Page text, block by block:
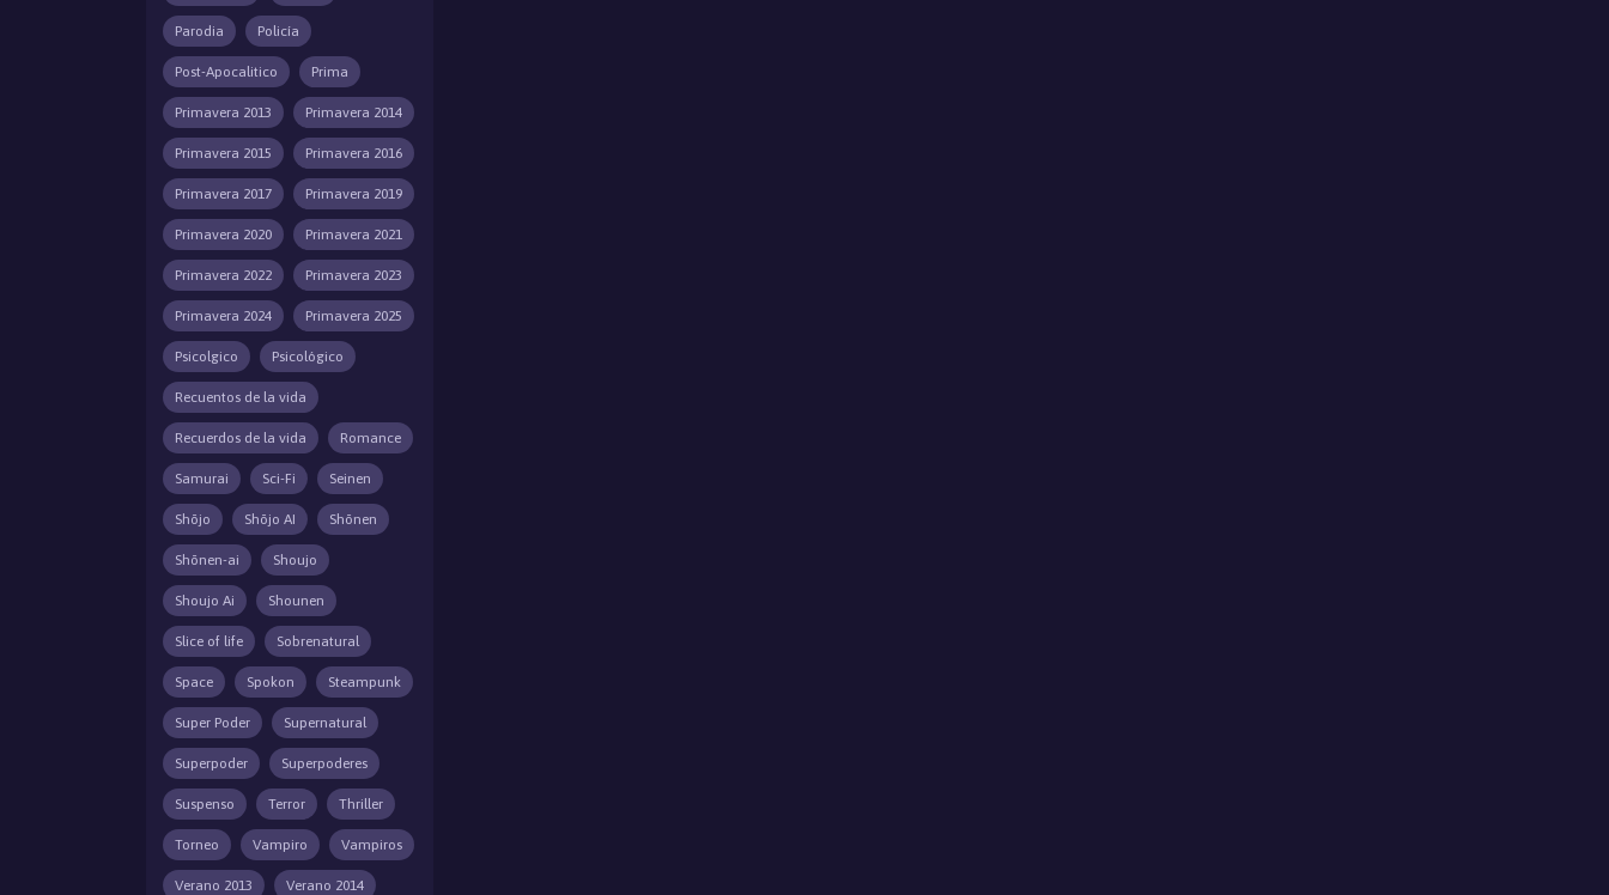
Parodia Policía
Post-Apocalitico Prima
Primavera 2013 Primavera 2014
Primavera 2015 Primavera 2016
Primavera 2017 Primavera 2019
Primavera 2020 Primavera 2021
Primavera 2022 Primavera 2023
Primavera 2024 Primavera 2025
Psicolgico Psicológico
Recuentos de la vida
Recuerdos de la vida Romance
Samurai Sci-Fi Seinen
Shōjo Shōjo AI Shōnen
Shōnen-ai Shoujo
Shoujo Ai Shounen
Slice of life Sobrenatural
Space Spokon Steampunk
Super Poder Supernatural
Superpoder Superpoderes
Suspenso Terror Thriller
Torneo Vampiro Vampiros
Verano 2013 Verano 2014